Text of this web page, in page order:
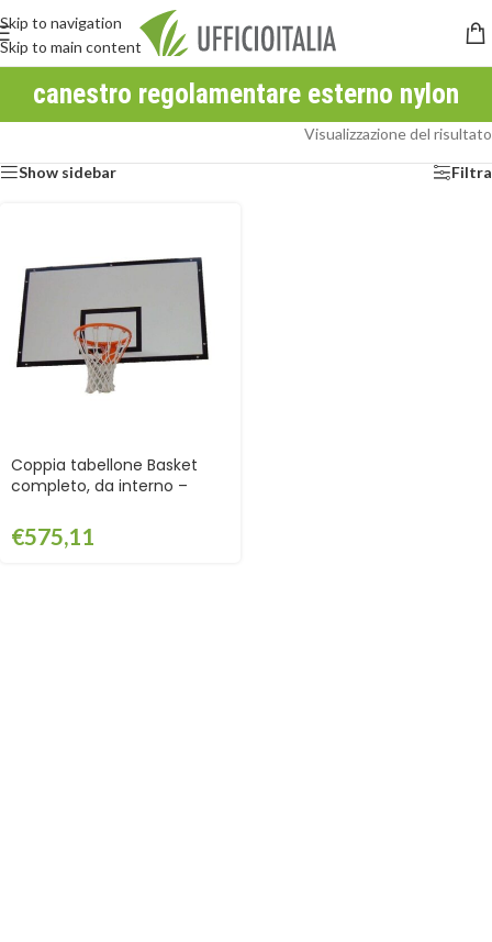
Skip to navigation
Skip to main content
canestro regolamentare esterno nylon
Visualizzazione del risultato
Show sidebar Filtra
Coppia tabellone Basket
completo, da interno –
€575,11